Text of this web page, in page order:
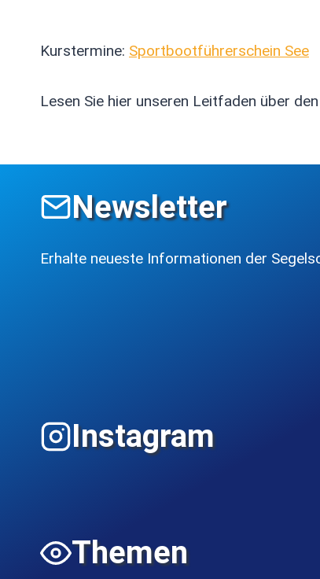
Kurstermine: Sportbootführerschein See
Lesen Sie hier unseren Leitfaden über
Newsletter
Erhalte neueste Informationen der
Instagram
Themen